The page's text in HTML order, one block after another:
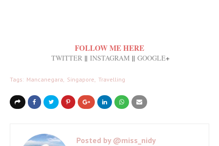
FOLLOW ME HERE
TWITTER|| INSTAGRAM|| GOOGLE+
Tags: Mancanegara Singapore Travelling
Posted by@miss_nidy